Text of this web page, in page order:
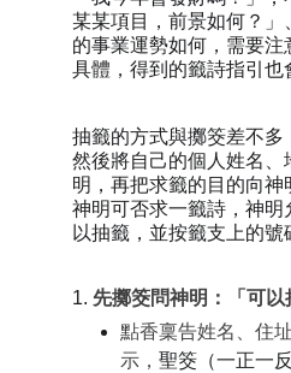
某某項目，前景如何？」
的事業運勢如何，需要注
具體，得到的籤詩指引也
抽籤的方式與擲筊差不多
然後將自己的個人姓名、
明，再把求籤的目的向
神明可否求一籤詩，神明
以抽籤，並按籤支上的號
1. 先擲筊問神明：「可以
點香稟告姓名、住
示， 聖筊（一正一反